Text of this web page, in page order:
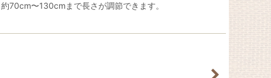
〜130cmまで長さが調節できます。